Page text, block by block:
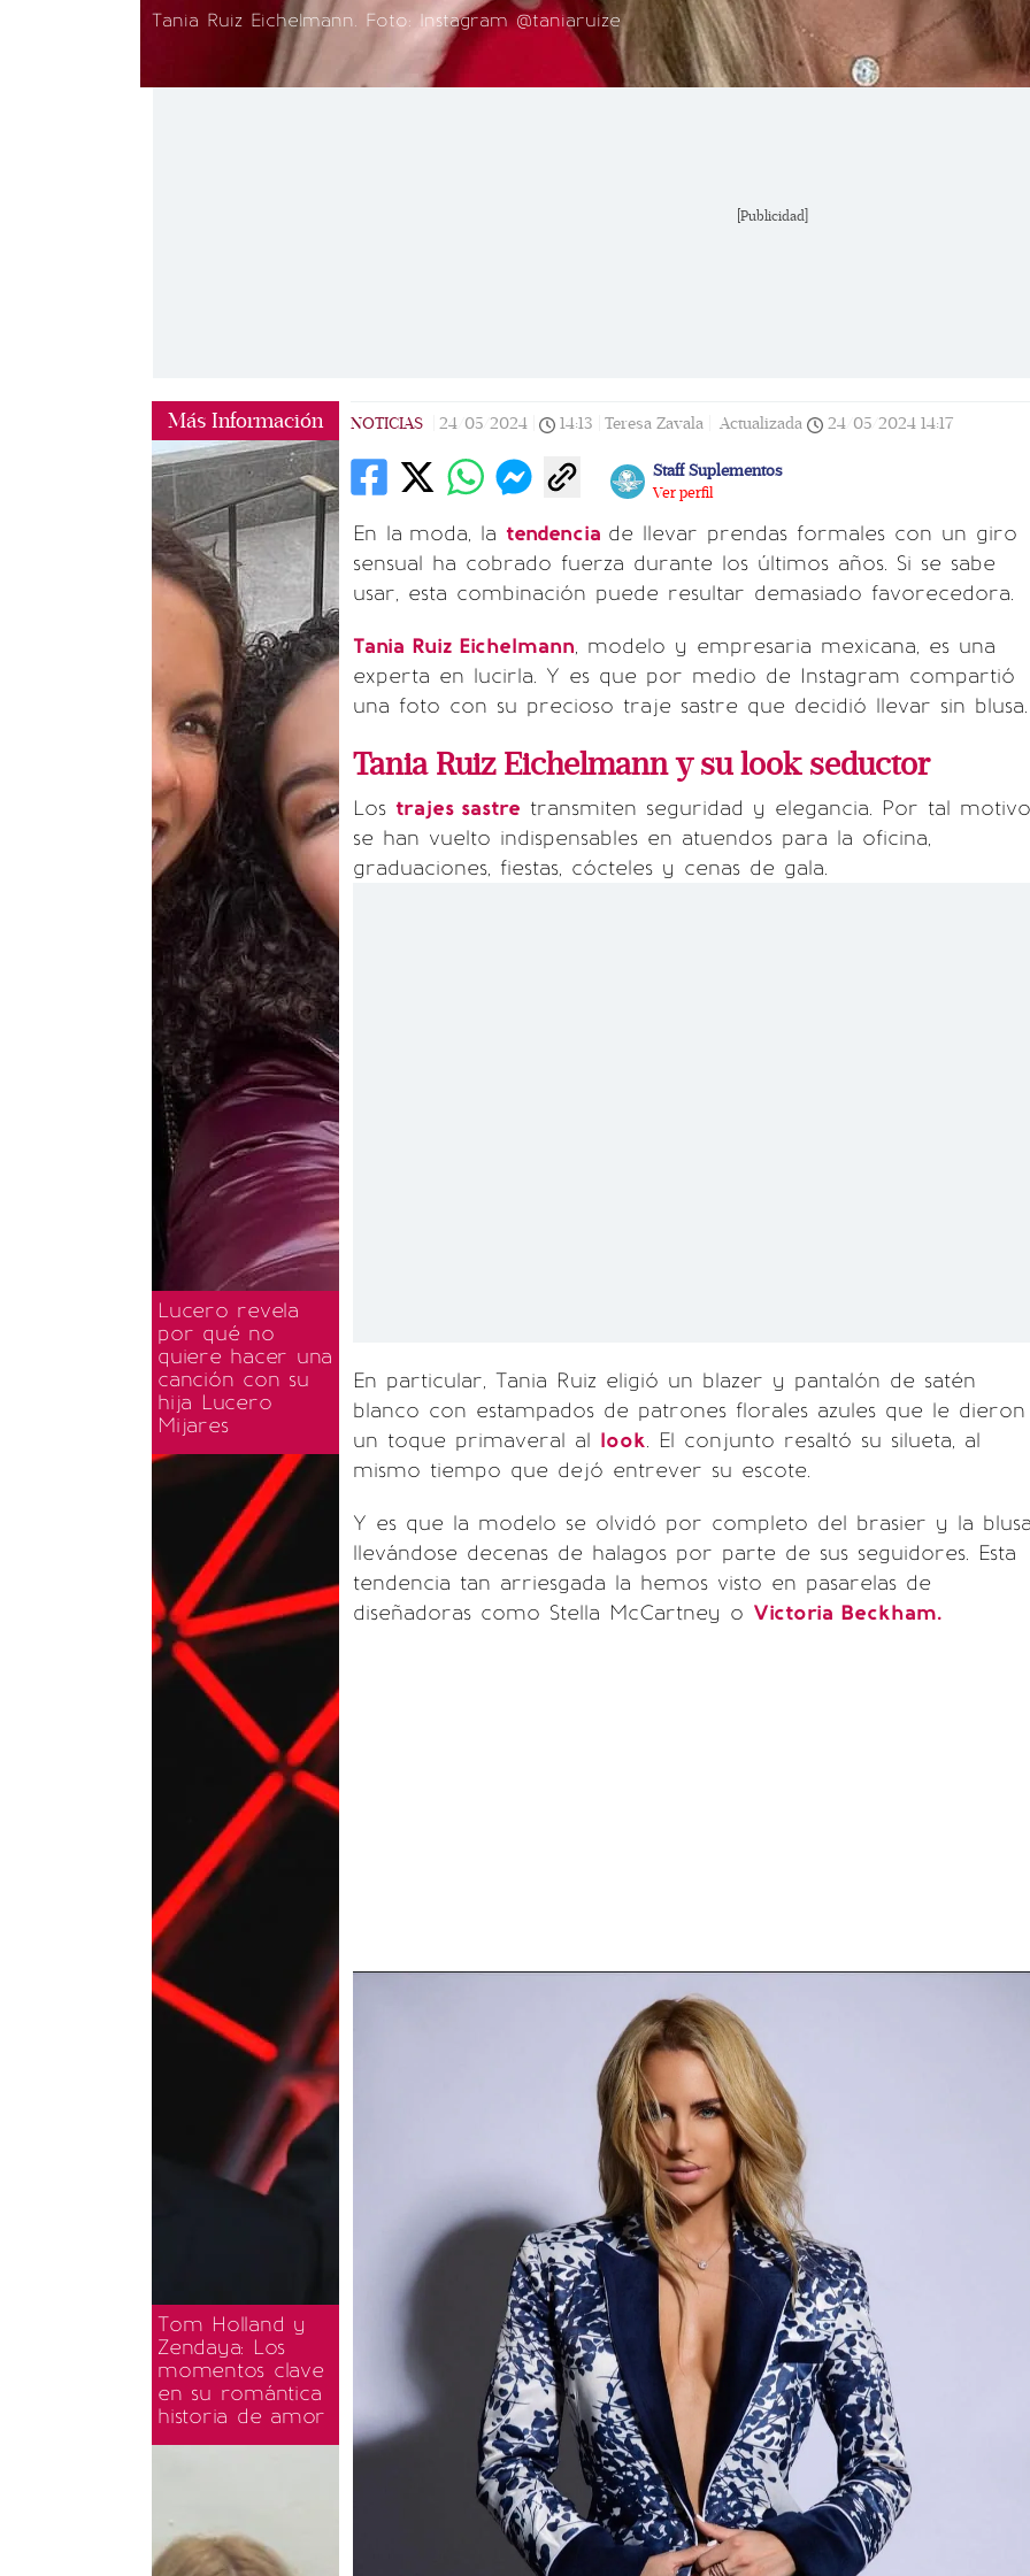
Tania Ruiz Eichelmann. Foto: Instagram @taniaruize
[Publicidad]
Más Información
Lucero revela
por qué no
quiere hacer una
canción con su
hija Lucero
Mijares
Tom Holland y
Zendaya: Los
momentos clave
en su romántica
historia de amor
NOTICIAS 24/05/2024 14:13 Teresa Zavala | Actualizada 24/05/2024 14:17
Staff Suplementos
Ver perfil
En la moda, la tendencia de llevar prendas formales con un giro
sensual ha cobrado fuerza durante los últimos años. Si se sabe
usar, esta combinación puede resultar demasiado favorecedora.
Tania Ruiz Eichelmann, modelo y empresaria mexicana, es una
experta en lucirla. Y es que por medio de Instagram compartió
una foto con su precioso traje sastre que decidió llevar sin blusa.
Tania Ruiz Eichelmann y su look seductor
Los trajes sastre transmiten seguridad y elegancia. Por tal
se han vuelto indispensables en atuendos para la oficina,
graduaciones, fiestas, cócteles y cenas de gala.
En particular, Tania Ruiz eligió un blazer y pantalón de satén
blanco con estampados de patrones florales azules que le dieron
un toque primaveral al look. El conjunto resaltó su silueta, al
mismo tiempo que dejó entrever su escote.
Y es que la modelo se olvidó por completo del brasier y la
llevándose decenas de halagos por parte de sus seguidores. Esta
tendencia tan arriesgada la hemos visto en pasarelas de
diseñadoras como Stella McCartney o Victoria Beckham.